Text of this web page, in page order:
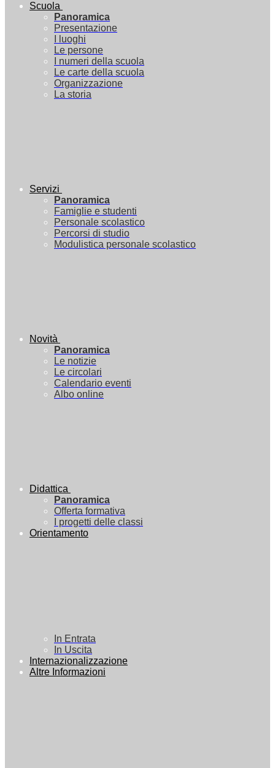
Scuola
Panoramica
Presentazione
I luoghi
Le persone
I numeri della scuola
Le carte della scuola
Organizzazione
La storia
Servizi
Panoramica
Famiglie e studenti
Personale scolastico
Percorsi di studio
Modulistica personale scolastico
Novità
Panoramica
Le notizie
Le circolari
Calendario eventi
Albo online
Didattica
Panoramica
Offerta formativa
I progetti delle classi
Orientamento
In Entrata
In Uscita
Internazionalizzazione
Altre Informazioni